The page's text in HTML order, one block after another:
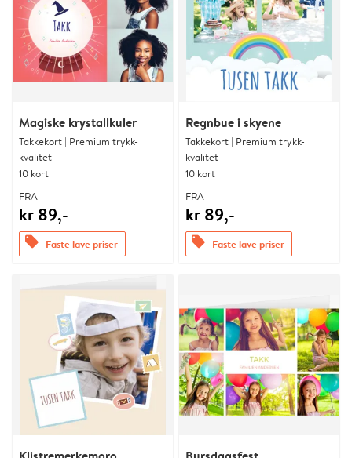
Magiske krystallkuler
Takkekort | Premium trykk-
kvalitet
10 kort
FRA
kr 89,-
offers Faste lave priser
Regnbue i skyene
Takkekort | Premium trykk-
kvalitet
10 kort
FRA
kr 89,-
offers Faste lave priser